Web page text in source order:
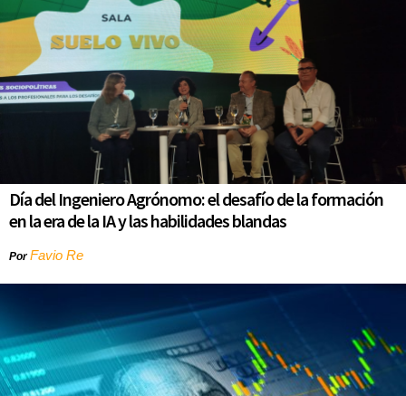
Día del Ingeniero Agrónomo: el desafío de la formación
en la era de la IA y las habilidades blandas
PorFavio Re